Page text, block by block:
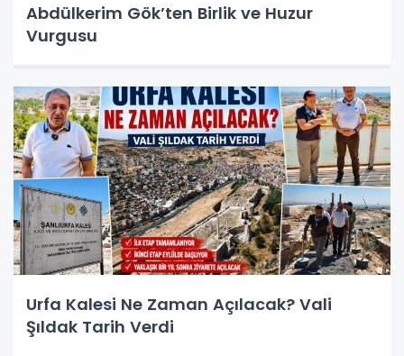
Abdülkerim Gök’ten Birlik ve Huzur
Vurgusu
Urfa Kalesi Ne Zaman Açılacak? Vali
Şıldak Tarih Verdi